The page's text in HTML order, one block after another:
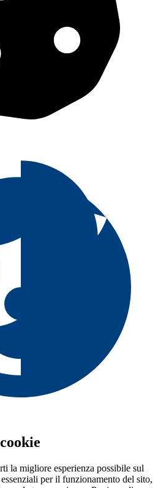
la migliore esperienza possibile sul
per il funzionamento del sito,